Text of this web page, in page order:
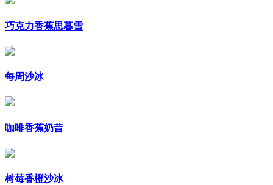
巧克力香蕉思暮雪
每周沙冰
咖啡香蕉奶昔
树莓香橙沙冰